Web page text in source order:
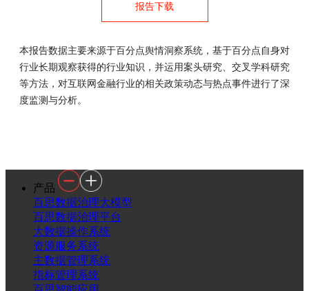
报告下载
本报告数据主要来源于百分点舆情洞察系统，基于百分点自身对
行业长期观察获得的行业知识，并运用案头研究、交叉学科研究
等方法，对互联网金融行业的相关政策动态与热点事件进行了深
度监测与分析。
产品
百思数据治理大模型
百思数据治理平台
大数据操作系统
资源服务系统
主数据管理系统
指标管理系统